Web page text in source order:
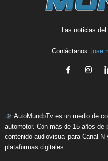
Las noticias
Contáctanos:
AutoMundoTv es un medio de
automotor. Con más de 15 años de
contenido audiovisual para Canal
plataformas digitales.